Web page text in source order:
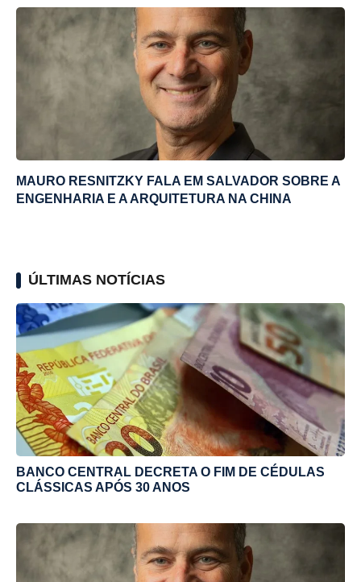
MAURO RESNITZKY FALA EM SALVADOR SOBRE A
ENGENHARIA E A ARQUITETURA NA CHINA
ÚLTIMAS NOTÍCIAS
BANCO CENTRAL DECRETA O FIM DE CÉDULAS
CLÁSSICAS APÓS 30 ANOS